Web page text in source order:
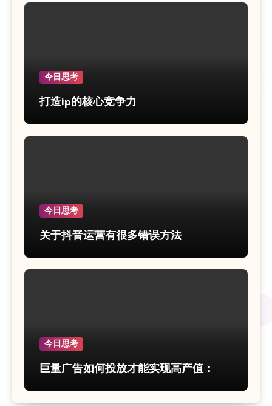
今日思考
打造ip的核心竞争力
今日思考
关于抖音运营有很多错误方法
今日思考
巨量广告如何投放才能实现高产值：